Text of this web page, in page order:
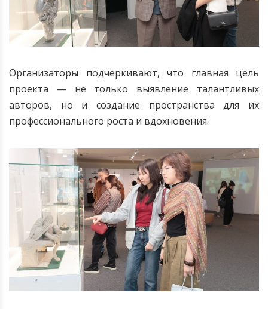
Организаторы подчеркивают, что главная цель
проекта — не только выявление талантливых
авторов, но и создание пространства для их
профессионального роста и вдохновения.